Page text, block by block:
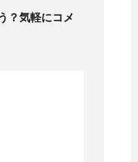
？気軽にコメ